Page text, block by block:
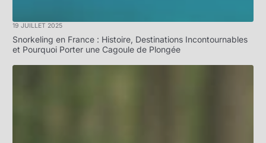
19 JUILLET 2025
Snorkeling en France : Histoire, Destinations Incontournables
et Pourquoi Porter une Cagoule de Plongée